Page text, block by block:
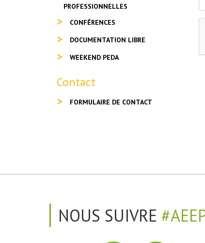
PROFESSIONNELLES
CONFÉRENCES
DOCUMENTATION LIBRE
WEEKEND PEDA
Contact
FORMULAIRE DE CONTACT
NOUS SUIVRE